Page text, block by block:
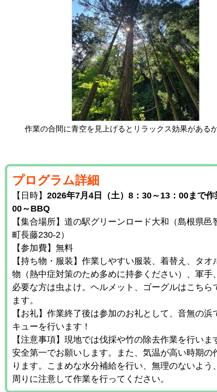
作業の合間に青空を見上げるとリラックス効果がある
プログラム詳細
【日時】 2026年7月4日（土）8：30～13：00まで作
00～BBQ
【集合場所】道の駅グリーンロード大和（島根県邑
町長藤230-2）
【参加費】無料
【持ち物・服装】作業しやすい服装、着替え、タオ
物（熱中症対策のため多めに持参ください）、軍手
必要な方は虫よけ。ヘルメット、ゴーグルはこちら
ます。
【お礼】作業終了後は参加のお礼として、音無の浜
キューを行います！
【注意事項】現地では伐採や竹の除去作業を行いま
安全第一でお願いします。また、気温が高い時期の
ります。こまめな水分補給を行い、無理のないよう
周りに注意して作業を行ってください。